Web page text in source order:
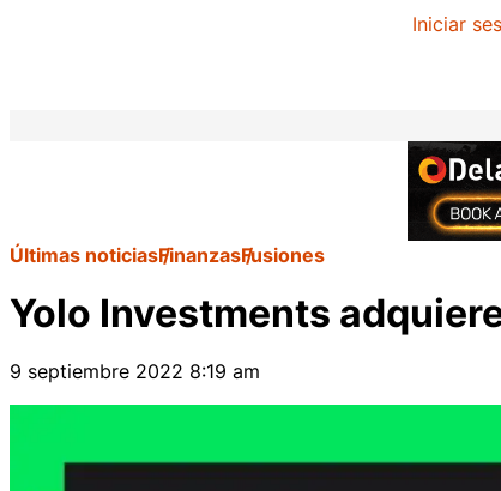
Iniciar
Últimas noticiasFinanzasFusiones
Yolo Investments
9 septiembre 2022 8:19 am